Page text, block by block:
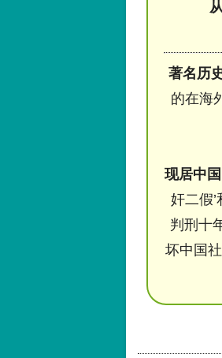
著名历
的在海
现居中
奸二假
判刑十
坏中国